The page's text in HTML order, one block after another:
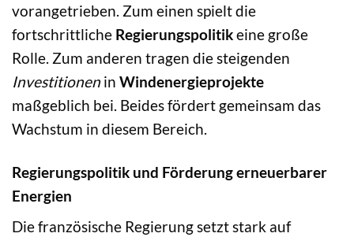
vorangetrieben. Zum einen spielt die
fortschrittliche Regierungspolitikeine große
Rolle. Zum anderen tragen die steigenden
Investitionenin Windenergieprojekte
maßgeblich bei. Beides fördert gemeinsam das
Wachstum in diesem Bereich.
Regierungspolitik und Förderung erneuerbarer
Energien
Die französische Regierung setzt stark auf